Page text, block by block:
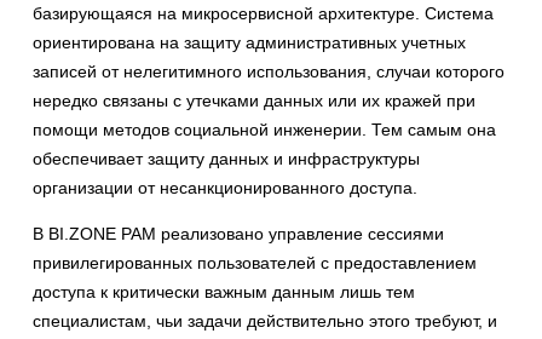
базирующаяся на микросервисной архитектуре. Система
ориентирована на защиту административных учетных
записей от нелегитимного использования, случаи которого
нередко связаны с утечками данных или их кражей при
помощи методов социальной инженерии. Тем самым она
обеспечивает защиту данных и инфраструктуры
организации от несанкционированного доступа.
В BI.ZONE PAM реализовано управление сессиями
привилегированных пользователей с предоставлением
доступа к критически важным данным лишь тем
специалистам, чьи задачи действительно этого требуют, и